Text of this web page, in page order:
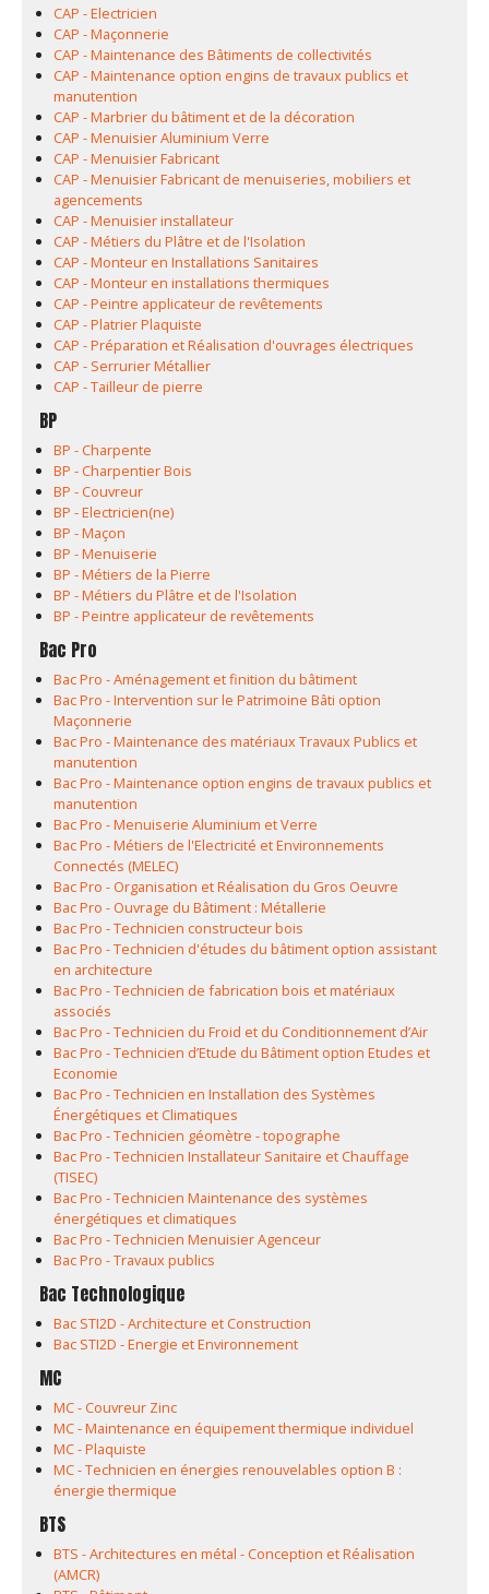
CAP - Electricien
CAP - Maçonnerie
CAP - Maintenance des Bâtiments de collectivités
CAP - Maintenance option engins de travaux publics et
manutention
CAP - Marbrier du bâtiment et de la décoration
CAP - Menuisier Aluminium Verre
CAP - Menuisier Fabricant
CAP - Menuisier Fabricant de menuiseries, mobiliers et
agencements
CAP - Menuisier installateur
CAP - Métiers du Plâtre et de l'Isolation
CAP - Monteur en Installations Sanitaires
CAP - Monteur en installations thermiques
CAP - Peintre applicateur de revêtements
CAP - Platrier Plaquiste
CAP - Préparation et Réalisation d'ouvrages électriques
CAP - Serrurier Métallier
CAP - Tailleur de pierre
BP
BP - Charpente
BP - Charpentier Bois
BP - Couvreur
BP - Electricien(ne)
BP - Maçon
BP - Menuiserie
BP - Métiers de la Pierre
BP - Métiers du Plâtre et de l'Isolation
BP - Peintre applicateur de revêtements
Bac Pro
Bac Pro - Aménagement et finition du bâtiment
Bac Pro - Intervention sur le Patrimoine Bâti option
Maçonnerie
Bac Pro - Maintenance des matériaux Travaux Publics et
manutention
Bac Pro - Maintenance option engins de travaux publics et
manutention
Bac Pro - Menuiserie Aluminium et Verre
Bac Pro - Métiers de l'Electricité et Environnements
Connectés (MELEC)
Bac Pro - Organisation et Réalisation du Gros Oeuvre
Bac Pro - Ouvrage du Bâtiment : Métallerie
Bac Pro - Technicien constructeur bois
Bac Pro - Technicien d'études du bâtiment option assistant
en architecture
Bac Pro - Technicien de fabrication bois et matériaux
associés
Bac Pro - Technicien du Froid et du Conditionnement d’Air
Bac Pro - Technicien d’Etude du Bâtiment option Etudes et
Economie
Bac Pro - Technicien en Installation des Systèmes
Énergétiques et Climatiques
Bac Pro - Technicien géomètre - topographe
Bac Pro - Technicien Installateur Sanitaire et Chauffage
(TISEC)
Bac Pro - Technicien Maintenance des systèmes
énergétiques et climatiques
Bac Pro - Technicien Menuisier Agenceur
Bac Pro - Travaux publics
Bac Technologique
Bac STI2D - Architecture et Construction
Bac STI2D - Energie et Environnement
MC
MC - Couvreur Zinc
MC - Maintenance en équipement thermique individuel
MC - Plaquiste
MC - Technicien en énergies renouvelables option B :
énergie thermique
BTS
BTS - Architectures en métal - Conception et Réalisation
(AMCR)